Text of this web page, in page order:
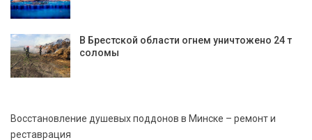
В Брестской области огнем уничтожено 24 т
соломы
Восстановление душевых поддонов в Минске – ремонт и
реставрация